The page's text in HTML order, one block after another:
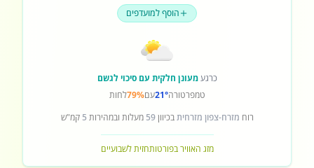
הוסף למועדפים
כרגעמעונן חלקית עם סיכוי לגשם
טמפרטורה21°עם79%לחות
רוח מזרח-צפון מזרחיתבכיוון59 מעלות ובמהירות 5 קמ"ש
מזג האוויר בפורטותחזית לשבועיים